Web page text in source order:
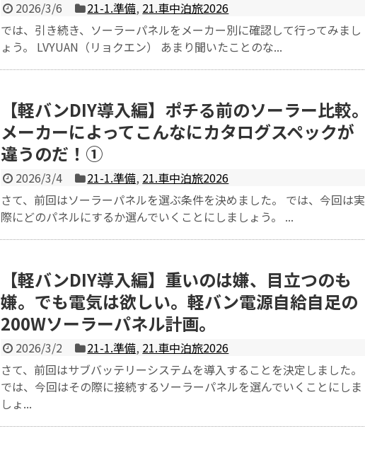
2026/3/6 21-1.準備, 21.車中泊旅2026
では、引き続き、ソーラーパネルをメーカー別に確認して行ってみまし
ょう。 LVYUAN（リョクエン） あまり聞いたことのな...
【軽バンDIY導入編】ポチる前のソーラー比較。
メーカーによってこんなにカタログスペックが
違うのだ！①
2026/3/4 21-1.準備, 21.車中泊旅2026
さて、前回はソーラーパネルを選ぶ条件を決めました。 では、今回は実
際にどのパネルにするか選んでいくことにしましょう。 ...
【軽バンDIY導入編】重いのは嫌、目立つのも
嫌。でも電気は欲しい。軽バン電源自給自足の
200Wソーラーパネル計画。
2026/3/2 21-1.準備, 21.車中泊旅2026
さて、前回はサブバッテリーシステムを導入することを決定しました。
では、今回はその際に接続するソーラーパネルを選んでいくことにしま
しょ...